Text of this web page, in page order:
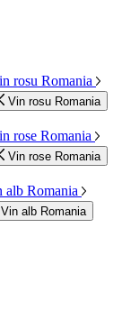
rosu Romania
Vin rosu Romania
rose Romania
Vin rose Romania
alb Romania
Vin alb Romania